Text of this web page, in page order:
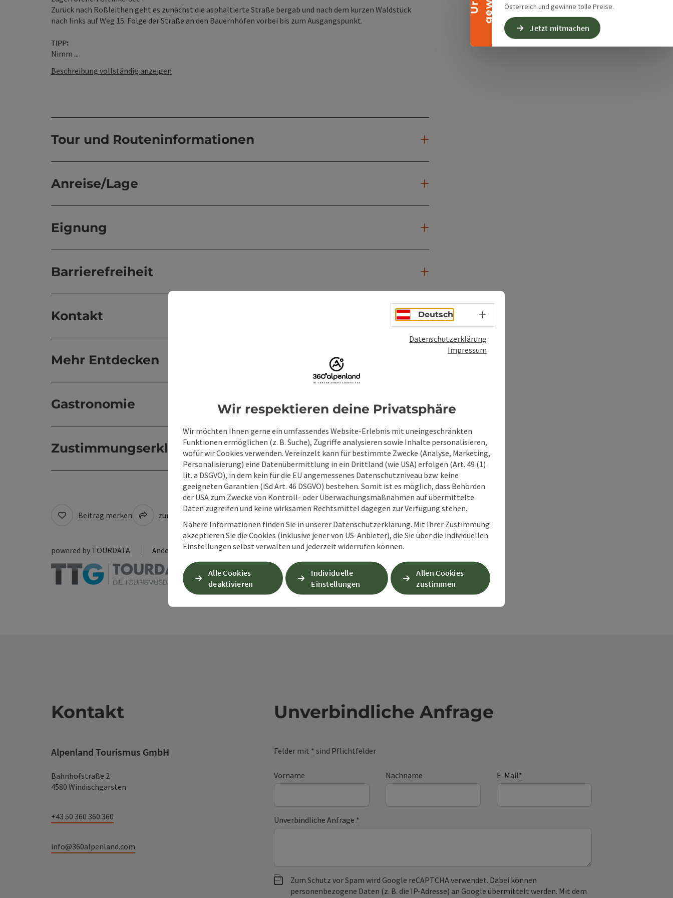
Österreich und gewinne tolle Preise.
Jetzt mitmachen
Zurück nach Roßleithen geht es zunächst die asphaltierte Straße bergab und nach dem kurzen Waldstück
nach links auf Weg 15. Folge der Straße an den Bauernhöfen vorbei bis zum Ausgangspunkt.
TIPP:
Nimm ...
Beschreibung vollständig anzeigen
Tour und Routeninformationen
Anreise/Lage
Eignung
Barrierefreiheit
Kontakt
Mehr Entdecken
Gastronomie
Zustimmungserklärung
Beitrag merken zum Merkzettel In der Nähe
powered by TOURDATA Änderung vorschlagen
Kontakt
Alpenland Tourismus GmbH
Bahnhofstraße 2
4580 Windischgarsten
+43 50 360 360 360
info@360alpenland.com
Unverbindliche Anfrage
Felder mit * sind Pflichtfelder
Vorname Nachname E-Mail*
Unverbindliche Anfrage *
Zum Schutz vor Spam wird Google reCAPTCHA verwendet. Dabei können
personenbezogene Daten (z. B. die IP-Adresse) an Google übermittelt werden. Mit dem
Deutsch Sprachwahl - Menü öffnen
Datenschutzerklärung
Impressum
Wir respektieren deine Privatsphäre
Wir möchten Ihnen gerne ein umfassendes Website-Erlebnis mit uneingeschränkten
Funktionen ermöglichen (z. B. Suche), Zugriffe analysieren sowie Inhalte personalisieren,
wofür wir Cookies verwenden. Vereinzelt kann für bestimmte Zwecke (Analyse, Marketing,
Personalisierung) eine Datenübermittlung in ein Drittland (wie USA) erfolgen (Art. 49 (1)
lit. a DSGVO), in dem kein für die EU angemessenes Datenschutzniveau bzw. keine
geeigneten Garantien (iSd Art. 46 DSGVO) bestehen. Somit ist es möglich, dass Behörden
der USA zum Zwecke von Kontroll- oder Überwachungsmaßnahmen auf übermittelte
Daten zugreifen und keine wirksamen Rechtsmittel dagegen zur Verfügung stehen.
Nähere Informationen finden Sie in unserer Datenschutzerklärung. Mit Ihrer Zustimmung
akzeptieren Sie die Cookies (inklusive jener von US-Anbieter), die Sie über die individuellen
Einstellungen selbst verwalten und jederzeit widerrufen können.
Alle Cookies
deaktivieren
Individuelle
Einstellungen
Allen Cookies
zustimmen